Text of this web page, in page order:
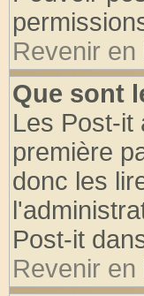
Revenir en
Que sont
Les Post-it
première
donc les
Post-it
Revenir en